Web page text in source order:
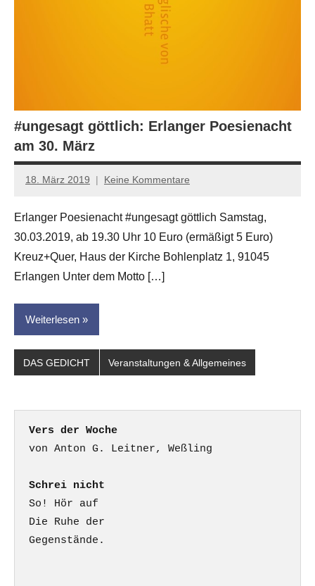
#ungesagt göttlich: Erlanger Poesienacht
am 30. März
18. März 2019
Jan-
Hornauer
für
dasgedichtblog
Keine Kommentare
Erlanger Poesienacht #ungesagt göttlich Samstag,
30.03.2019, ab 19.30 Uhr 10 Euro (ermäßigt 5 Euro)
Kreuz+Quer, Haus der Kirche Bohlenplatz 1, 91045
Erlangen Unter dem Motto […]
Weiterlesen
DAS GEDICHT Veranstaltungen & Allgemeines
Vers der Woche
Schrei nicht
So! Hör auf
Die Ruhe der
Gegenstände.